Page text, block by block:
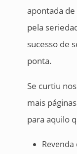
apontada
pela
sucesso de
ponta.
Se curtiu
mais
para aquilo